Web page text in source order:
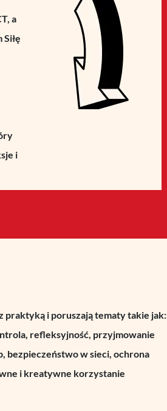
a
i
praktyką i poruszają tematy takie jak:
refleksyjność, przyjmowanie
bezpieczeństwo w sieci, ochrona
i kreatywne korzystanie